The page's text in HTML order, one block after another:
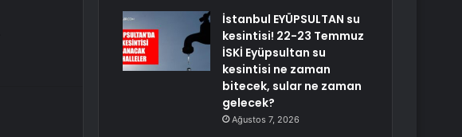
İstanbul EYÜPSULTAN su
kesintisi! 22-23 Temmuz
İSKİ Eyüpsultan su
kesintisi ne zaman
bitecek, sular ne zaman
gelecek?
Ağustos 7, 2026